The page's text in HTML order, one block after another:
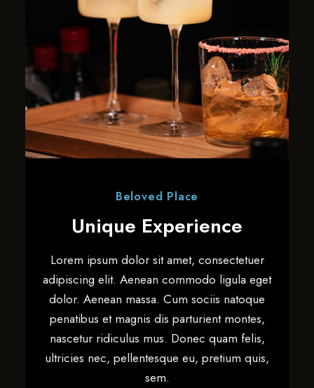
Beloved Place
Unique Experience
Lorem ipsum dolor sit amet, consectetuer
adipiscing elit. Aenean commodo ligula eget
dolor. Aenean massa. Cum sociis natoque
penatibus et magnis dis parturient montes,
nascetur ridiculus mus. Donec quam felis,
ultricies nec, pellentesque eu, pretium quis,
sem.